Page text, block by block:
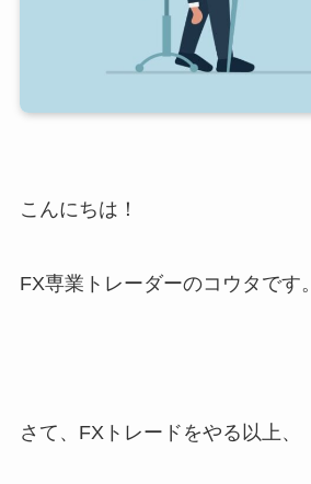
こんにちは！
FX専業トレーダーのコウタです。
さて、FXトレードをやる以上、